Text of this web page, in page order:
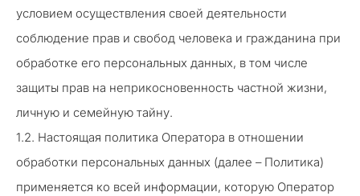
условием осуществления своей деятельности
соблюдение прав и свобод человека и гражданина при
обработке его персональных данных, в том числе
защиты прав на неприкосновенность частной жизни,
личную и семейную тайну.
1.2. Настоящая политика Оператора в отношении
обработки персональных данных (далее – Политика)
применяется ко всей информации, которую Оператор